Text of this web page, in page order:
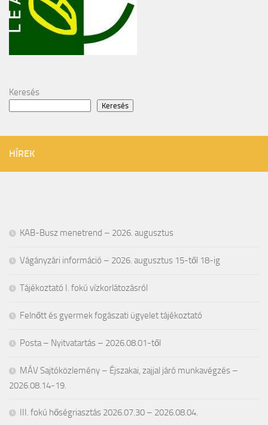
Keresés
Keresés
HÍREK
KAB-Busz menetrend – 2026. augusztus
Vágányzári információ – 2026. augusztus 15-től 18-ig
Tájékoztató I. fokú vízkorlátozásról
Felnőtt és gyermek fogászati ügyelet tájékoztató
Posta – Nyitvatartás – 2026.08.01-től
MÁV Sajtóközlemény – Éjszakai, zajjal járó munkavégzés –
2026.08.14-19.
III. fokú hőségriasztás 2026.07.30 – 2026.08.04.